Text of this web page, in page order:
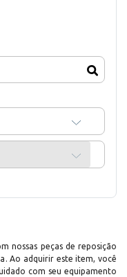
nossas peças de reposição
Ao adquirir este item, você
com seu equipamento